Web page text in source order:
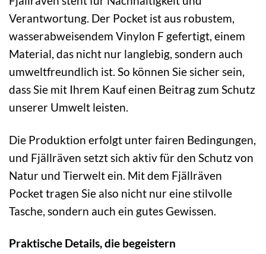
Verantwortung. Der Pocket ist aus robustem,
wasserabweisendem Vinylon F gefertigt, einem
Material, das nicht nur langlebig, sondern auch
umweltfreundlich ist. So können Sie sicher sein,
dass Sie mit Ihrem Kauf einen Beitrag zum Schutz
unserer Umwelt leisten.
Die Produktion erfolgt unter fairen Bedingungen,
und Fjällräven setzt sich aktiv für den Schutz von
Natur und Tierwelt ein. Mit dem Fjällräven
Pocket tragen Sie also nicht nur eine stilvolle
Tasche, sondern auch ein gutes Gewissen.
Praktische Details, die begeistern